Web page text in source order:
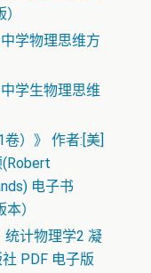
学物理思维方
学生物理思维
）》 作者:[美]
(Robert
电子书
）
统计物理学2 凝
PDF 电子版